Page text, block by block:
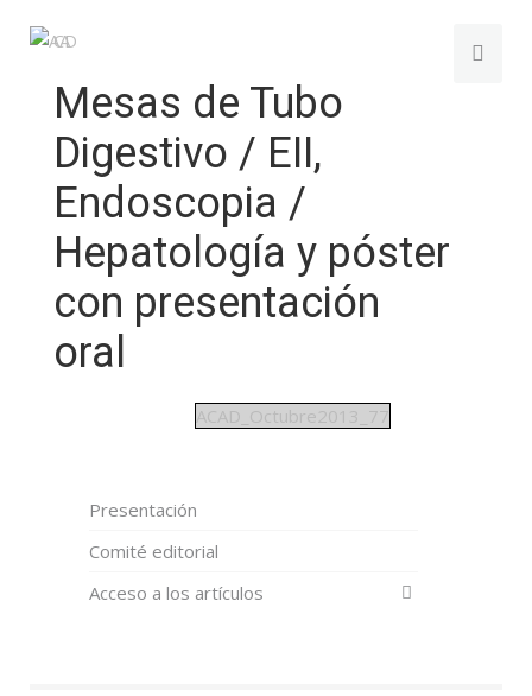
Mesas de Tubo
Digestivo / EII,
Endoscopia /
Hepatología y póster
con presentación
oral
ACAD_Octubre2013_77
Presentación
Comité editorial
Acceso a los artículos